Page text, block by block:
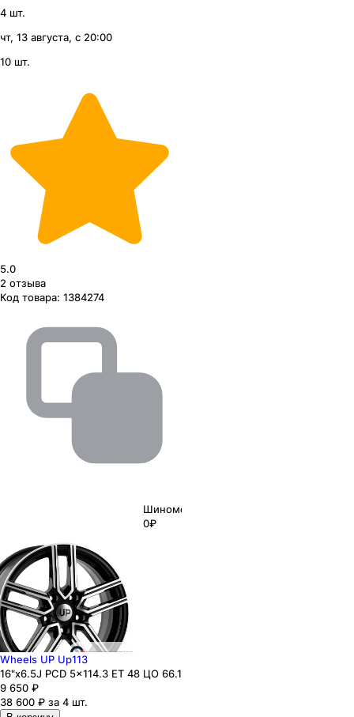
4 шт.
чт, 13 августа, с 20:00
10 шт.
5.0
2 отзыва
Код товара: 1384274
Шиномонтаж
0₽
Wheels UP Up113
16"x6.5J PCD 5x114.3 ЕТ 48 ЦО 66.1
9 650 ₽
38 600 ₽ за 4 шт.